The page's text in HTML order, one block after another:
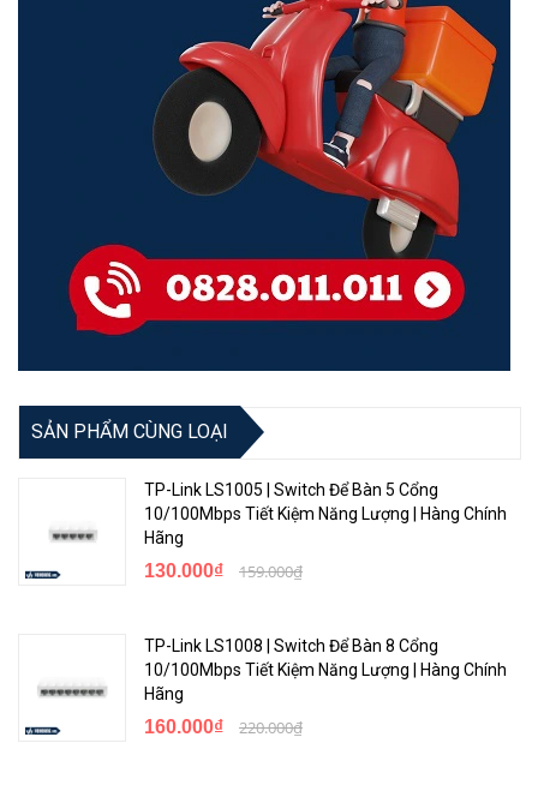
24 RJ-45 autosensing
10/100/1000 ports
IEEE 802.3at Class 4 PoE
(ports 1-12) (IEEE 802.3 Type
10BASE-T, IEEE 802.3u Type
100BASE-TX, IEEE 802.3ab
Type 1000BASE-T); Duplex:
10BASE-T/100BASE-TX: half
or full; 1000BASE-T: full only
Physical Characteristics
mm
Weight
packet buffer: 1.5MB
Performance
SẢN PHẨM CÙNG LOẠI
TP-Link LS1005 | Switch Để Bàn 5 Cổng
10/100Mbps Tiết Kiệm Năng Lượng | Hàng Chính
Hãng
130.000₫ 159.000₫
TP-Link LS1008 | Switch Để Bàn 8 Cổng
10/100Mbps Tiết Kiệm Năng Lượng | Hàng Chính
Hãng
160.000₫ 220.000₫